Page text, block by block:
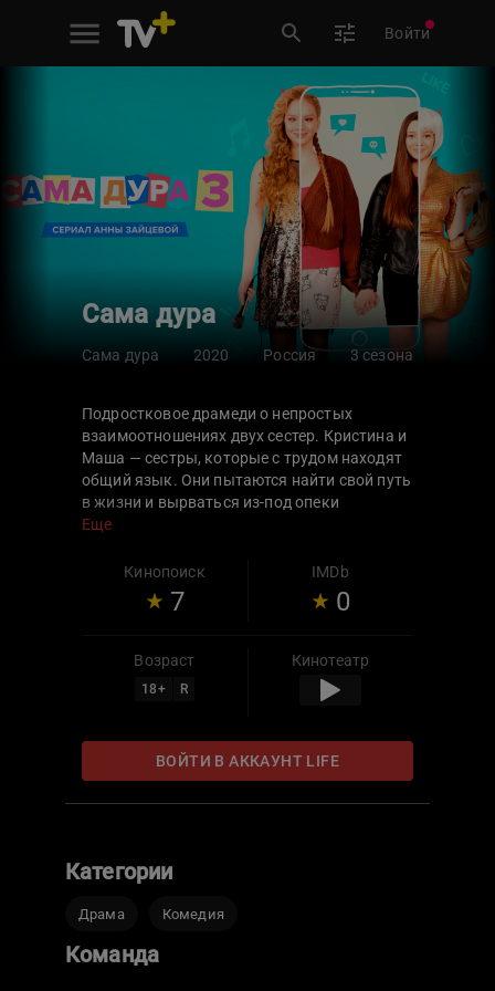
Войти
Сама дура
Сама дура 2020 Россия 3 сезона
Подростковое драмеди о непростых
взаимоотношениях двух сестер. Кристина и
Маша — сестры, которые с трудом находят
общий язык. Они пытаются найти свой путь
в жизни и вырваться из-под опеки
родителей, влюбляются и ссорятся, а также
первые трудности взросления
самостоятельно.
Еще
Кинопоиск
7
IMDb
0
Возраст
18+ R
Кинотеатр
ВОЙТИ В АККАУНТ LIFE
Категории
Драма Комедия
Команда